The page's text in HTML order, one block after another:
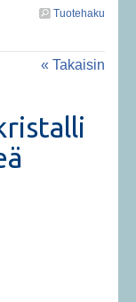
Tuotehaku
« Takaisin